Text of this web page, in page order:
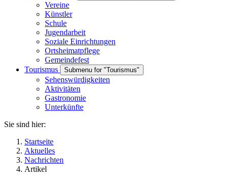
Vereine
Künstler
Schule
Jugendarbeit
Soziale Einrichtungen
Ortsheimatpflege
Gemeindefest
Tourismus
Submenu for "Tourismus"
Sehenswürdigkeiten
Aktivitäten
Gastronomie
Unterkünfte
Sie sind hier:
Startseite
Aktuelles
Nachrichten
Artikel